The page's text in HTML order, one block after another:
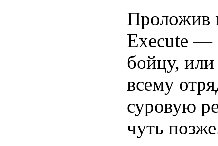
Проложив
Execute —
бойцу,
всему
суровую
чуть